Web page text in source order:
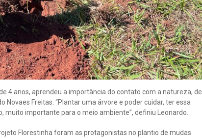
4 anos, aprendeu a importância do contato com a natureza, de
Novaes Freitas. “Plantar uma árvore e poder cuidar, ter essa
muito importante para o meio ambiente”, definiu Leonardo.
Florestinha foram as protagonistas no plantio de mudas